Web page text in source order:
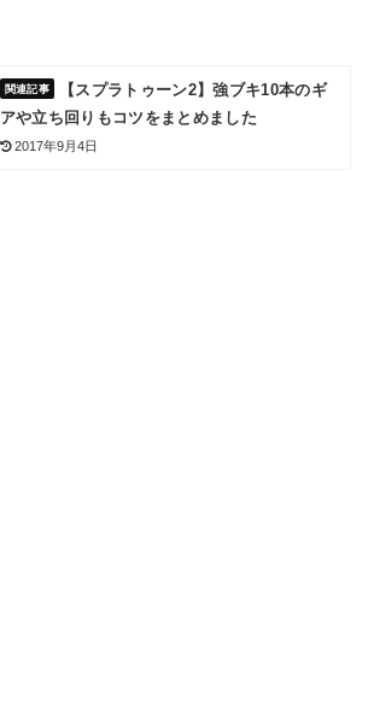
【スプラトゥーン2】強ブキ10本のギ
アや立ち回りもコツをまとめました
2017年9月4日